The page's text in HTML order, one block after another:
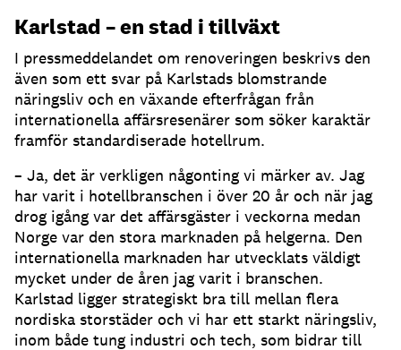
Karlstad – en stad i tillväxt
I pressmeddelandet om renoveringen beskrivs den
även som ett svar på Karlstads blomstrande
näringsliv och en växande efterfrågan från
internationella affärsresenärer som söker karaktär
framför standardiserade hotellrum.
– Ja, det är verkligen någonting vi märker av. Jag
har varit i hotellbranschen i över 20 år och när jag
drog igång var det affärsgäster i veckorna medan
Norge var den stora marknaden på helgerna. Den
internationella marknaden har utvecklats väldigt
mycket under de åren jag varit i branschen.
Karlstad ligger strategiskt bra till mellan flera
nordiska storstäder och vi har ett starkt näringsliv,
inom både tung industri och tech, som bidrar till